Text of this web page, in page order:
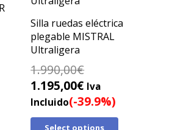
Silla ruedas eléctrica
plegable MISTRAL
Ultraligera
1.990,00€
El
precio
original
1.195,00€El
precio
actual
Iva
Incluido(-39.9%)
Select options